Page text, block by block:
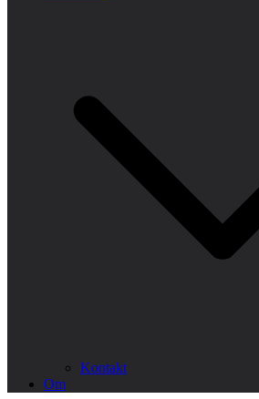
Kontakt
Om